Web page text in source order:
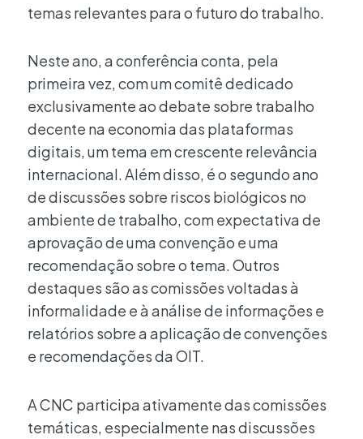
temas relevantes para o futuro do trabalho.
Neste ano, a conferência conta, pela
primeira vez, com um comitê dedicado
exclusivamente ao debate sobre trabalho
decente na economia das plataformas
digitais, um tema em crescente relevância
internacional. Além disso, é o segundo ano
de discussões sobre riscos biológicos no
ambiente de trabalho, com expectativa de
aprovação de uma convenção e uma
recomendação sobre o tema. Outros
destaques são as comissões voltadas à
informalidade e à análise de informações e
relatórios sobre a aplicação de convenções
e recomendações da OIT.
A CNC participa ativamente das comissões
temáticas, especialmente nas discussões